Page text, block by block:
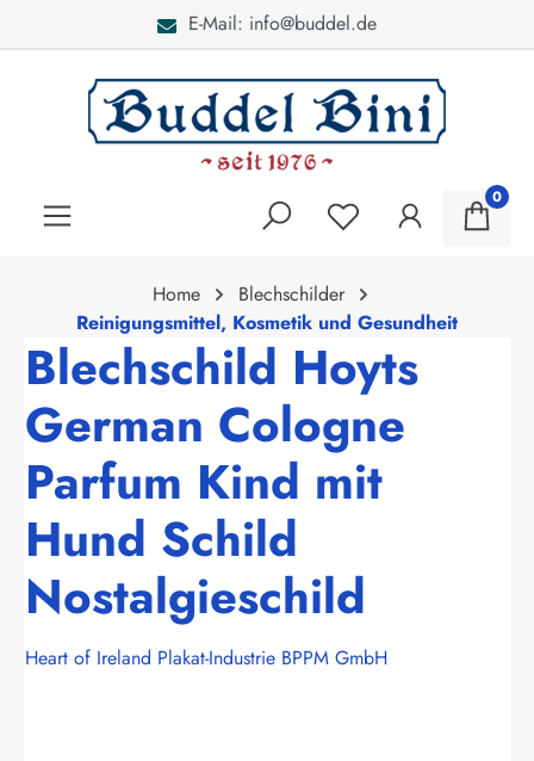
E-Mail: info@buddel.de
0
Home
Blechschilder
Reinigungsmittel, Kosmetik und Gesundheit
Blechschild Hoyts
German Cologne
Parfum Kind mit
Hund Schild
Nostalgieschild
Heart of Ireland Plakat-Industrie BPPM GmbH